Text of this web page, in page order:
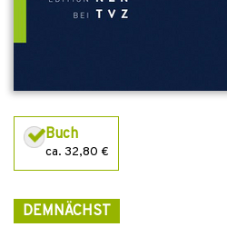
Buch
ca. 32,80 €
DEMNÄCHST